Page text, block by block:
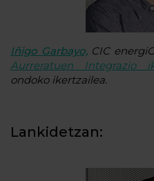
Iñigo Garbayo,CIC
Aurreratuen Integrazio
ondoko ikertzailea.
Lankidetzan: